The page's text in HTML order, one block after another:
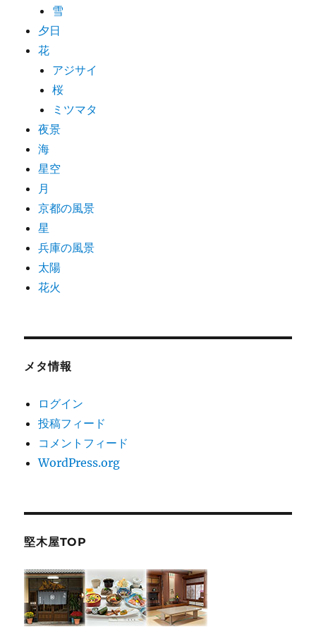
雪
夕日
花
アジサイ
桜
ミツマタ
夜景
海
星空
月
京都の風景
星
兵庫の風景
太陽
花火
メタ情報
ログイン
投稿フィード
コメントフィード
WordPress.org
堅木屋TOP